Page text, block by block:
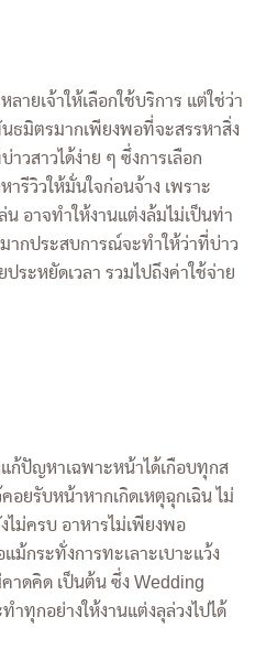
ายเจ้าให้เลือกใช้บริการ แต่ใช่ว่า
ธมิตรมากเพียงพอที่จะสรรหาสิ่ง
วสาวได้ง่าย ๆ ซึ่งการเลือก
รีวิวให้มั่นใจก่อนจ้าง เพราะ
อาจทำให้งานแต่งล้มไม่เป็นท่า
กประสบการณ์จะทำให้ว่าที่บ่าว
ระหยัดเวลา รวมไปถึงค่าใช้จ่าย
ก้ปัญหาเฉพาะหน้าได้เกือบทุกส
ยรับหน้าหากเกิดเหตุฉุกเฉิน ไม่
ม่ครบ อาหารไม่เพียงพอ
กระทั่งการทะเลาะเบาะแว้ง
าดคิด เป็นต้น ซึ่ง Wedding
ทุกอย่างให้งานแต่งลุล่วงไปได้